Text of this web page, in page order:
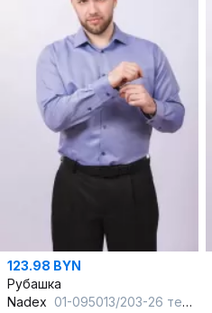
123.98 BYN
Рубашка
Nadex 01-095013/203-26 темно-синий